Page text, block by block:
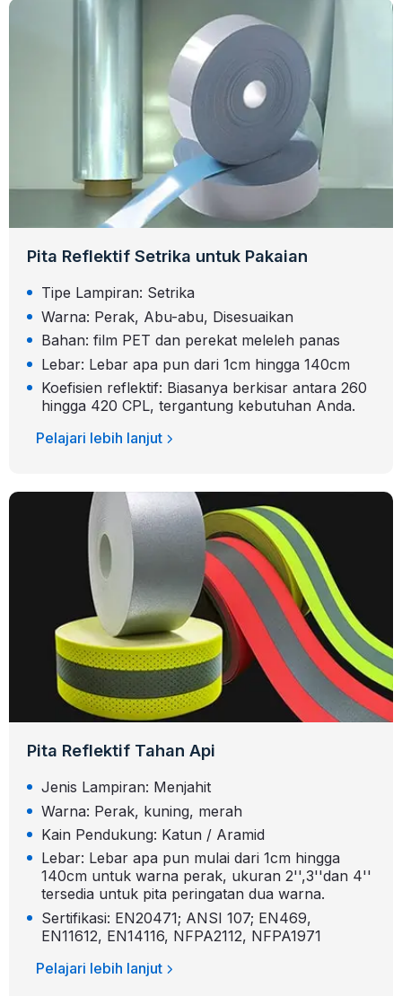
Pita Reflektif Setrika untuk Pakaian
Tipe Lampiran: Setrika
Warna: Perak, Abu-abu, Disesuaikan
Bahan: film PET dan perekat meleleh panas
Lebar: Lebar apa pun dari 1cm hingga 140cm
Koefisien reflektif: Biasanya berkisar antara 260
hingga 420 CPL, tergantung kebutuhan Anda.
Pelajari lebih lanjut
Pita Reflektif Tahan Api
Jenis Lampiran: Menjahit
Warna: Perak, kuning, merah
Kain Pendukung: Katun / Aramid
Lebar: Lebar apa pun mulai dari 1cm hingga
140cm untuk warna perak, ukuran 2'',3''dan 4''
tersedia untuk pita peringatan dua warna.
Sertifikasi: EN20471; ANSI 107; EN469,
EN11612, EN14116, NFPA2112, NFPA1971
Pelajari lebih lanjut